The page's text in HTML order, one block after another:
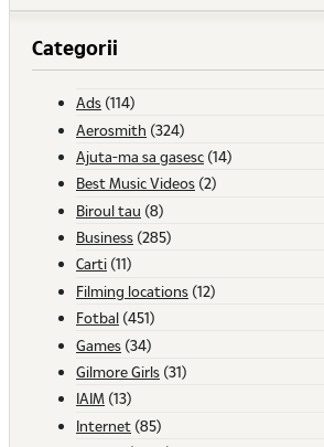
Categorii
Ads (114)
Aerosmith (324)
Ajuta-ma sa gasesc (14)
Best Music Videos (2)
Biroul tau (8)
Business (285)
Carti (11)
Filming locations (12)
Fotbal (451)
Games (34)
Gilmore Girls (31)
IAIM (13)
Internet (85)